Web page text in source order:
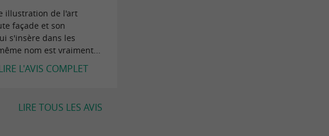
illustration de l'art
façade et son
s'insère dans les
nom est vraiment...
L'AVIS COMPLET
LIRE TOUS LES AVIS